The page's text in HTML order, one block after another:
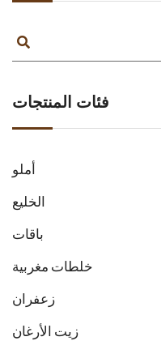
فئات المنتجات
أملو
الخليع
باقات
خلطات مغربية
زعفران
زيت الأرغان